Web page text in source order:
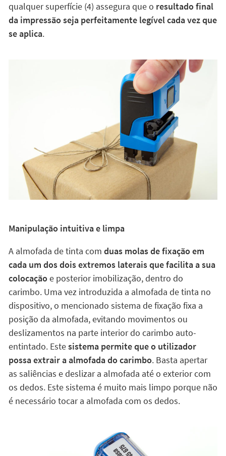
qualquer superfície (4) assegura que o resultado final
da impressão seja perfeitamente legível cada vez que
se aplica.
Manipulação intuitiva e limpa
A almofada de tinta com duas molas de fixação em
cada um dos dois extremos laterais que facilita a sua
colocaçãoe posterior imobilização, dentro do
carimbo. Uma vez introduzida a almofada de tinta no
dispositivo, o mencionado sistema de fixação fixa a
posição da almofada, evitando movimentos ou
deslizamentos na parte interior do carimbo auto-
entintado. Estesistema permite que o utilizador
possa extrair a almofada do carimbo. Basta apertar
as saliências e deslizar a almofada até o exterior com
os dedos. Este sistema é muito mais limpo porque não
é necessário tocar a almofada com os dedos.